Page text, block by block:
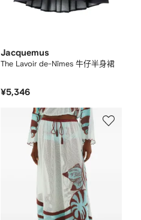
Jacquemus
The Lavoir de-Nîmes 牛仔半身裙
¥5,346